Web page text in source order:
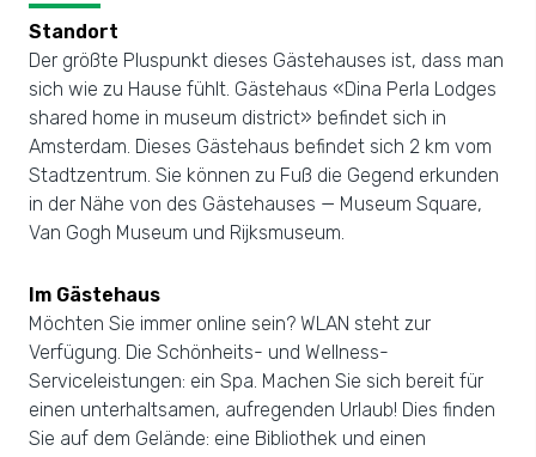
Standort
Der größte Pluspunkt dieses Gästehauses ist, dass man
sich wie zu Hause fühlt. Gästehaus «Dina Perla Lodges
shared home in museum district» befindet sich in
Amsterdam. Dieses Gästehaus befindet sich 2 km vom
Stadtzentrum. Sie können zu Fuß die Gegend erkunden
in der Nähe von des Gästehauses — Museum Square,
Van Gogh Museum und Rijksmuseum.
Im Gästehaus
Möchten Sie immer online sein? WLAN steht zur
Verfügung. Die Schönheits- und Wellness-
Serviceleistungen: ein Spa. Machen Sie sich bereit für
einen unterhaltsamen, aufregenden Urlaub! Dies finden
Sie auf dem Gelände: eine Bibliothek und einen